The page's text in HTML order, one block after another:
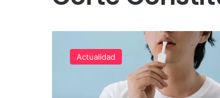
Colombia:Actualidad